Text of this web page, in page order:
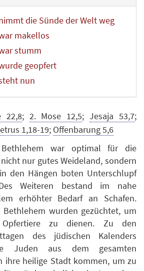
die Sünde der Welt weg
makellos
stumm
geopfert
nun
22,8; 2. Mose 12,5;Jesaja 53,7;
1,18-19; Offenbarung 5,6
war optimal für die
nur gutes Weideland, sondern
den Hängen boten Unterschlupf
Weiteren bestand im nahe
erhöhter Bedarf an Schafen.
Bethlehem wurden gezüchtet, um
zu dienen. Zu den
des jüdischen Kalenders
Juden aus dem gesamten
ihre heilige Stadt kommen, um zu